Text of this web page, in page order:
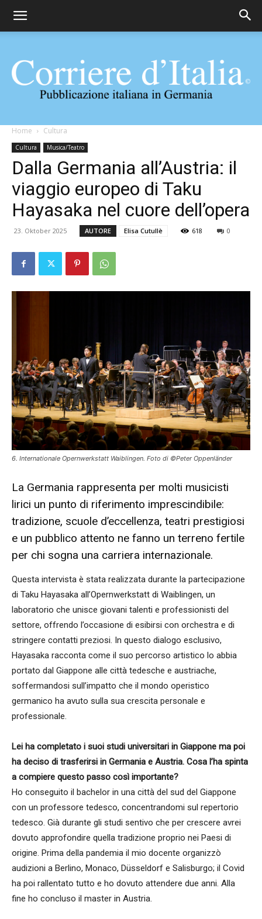
Corriere
d'Italia
Home Cultura
Cultura Musica/Teatro
Dalla Germania all’Austria: il
viaggio europeo di Taku
Hayasaka nel cuore dell’opera
23. Oktober 2025 AUTORE Elisa Cutullè 618 0
6. Internationale Opernwerkstatt Waiblingen. Foto di ©Peter Oppenländer
La Germania rappresenta per molti musicisti
lirici un punto di riferimento imprescindibile:
tradizione, scuole d’eccellenza, teatri prestigiosi
e un pubblico attento ne fanno un terreno fertile
per chi sogna una carriera internazionale.
Questa intervista è stata realizzata durante la partecipazione
di Taku Hayasaka all’Opernwerkstatt di Waiblingen, un
laboratorio che unisce giovani talenti e professionisti del
settore, offrendo l’occasione di esibirsi con orchestra e di
stringere contatti preziosi. In questo dialogo esclusivo,
Hayasaka racconta come il suo percorso artistico lo abbia
portato dal Giappone alle città tedesche e austriache,
soffermandosi sull’impatto che il mondo operistico
germanico ha avuto sulla sua crescita personale e
professionale.
Lei ha completato i suoi studi universitari in Giappone ma poi
ha deciso di trasferirsi in Germania e Austria. Cosa l’ha spinta
a compiere questo passo così importante?
Ho conseguito il bachelor in una città del sud del Giappone
con un professore tedesco, concentrandomi sul repertorio
tedesco. Già durante gli studi sentivo che per crescere avrei
dovuto approfondire quella tradizione proprio nei Paesi di
origine. Prima della pandemia il mio docente organizzò
audizioni a Berlino, Monaco, Düsseldorf e Salisburgo; il Covid
ha poi rallentato tutto e ho dovuto attendere due anni. Alla
fine ho concluso il master in Austria.